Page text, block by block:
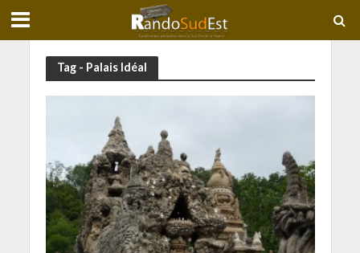
Tag - Palais Idéal